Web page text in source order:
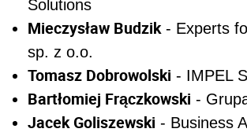
Solutions
Mieczysław Budzik - Experts
sp. z o.o.
Tomasz Dobrowolski - IMPEL
Bartłomiej Frączkowski -
Jacek Goliszewski - Business